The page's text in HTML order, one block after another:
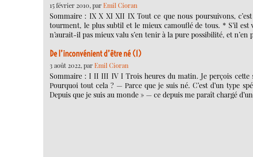
15 février 2010, parEmil Cioran
Sommaire : IX X XI XII IX Tout ce que nous poursuivons,
tourment, le plus subtil et le mieux camouflé de tous. * S’il
n’aurait-il pas mieux valu s’en tenir à la pure possibilité, et
De l’inconvénient d’être né (1)
3 août 2022, parEmil Cioran
Sommaire : I II III IV I Trois heures du matin. Je perçois
Pourquoi tout cela ? — Parce que je suis né. C’est d’un type
Depuis que je suis au monde » — ce depuis me paraît chargé